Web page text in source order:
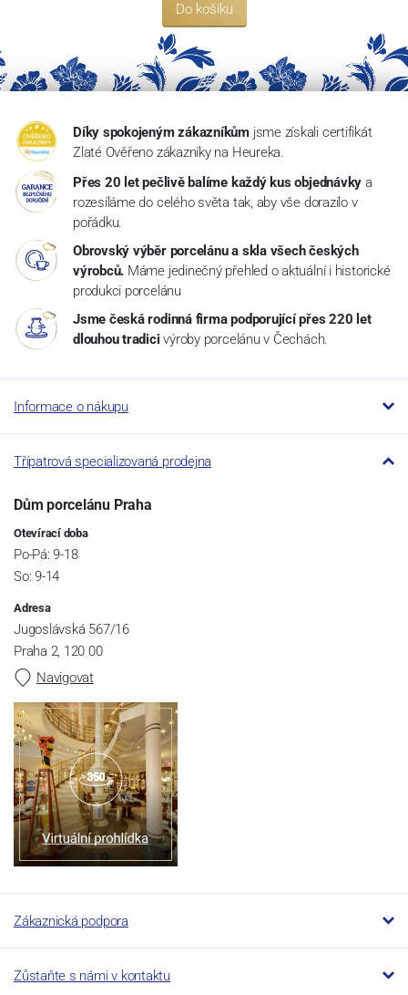
Do košíku
Díky spokojeným zákazníkům jsme získali certifikát
Zlaté Ověřeno zákazníky na Heureka.
Přes 20 let pečlivě balíme každý kus objednávky a
rozesíláme do celého světa tak, aby vše dorazilo v
pořádku.
Obrovský výběr porcelánu a skla všech českých
výrobců. Máme jedinečný přehled o aktuální i historické
produkci porcelánu
Jsme česká rodinná firma podporující přes 220 let
dlouhou tradici výroby porcelánu v Čechách.
Informace o nákupu
Třípatrová specializovaná prodejna
Dům porcelánu Praha
Otevírací doba
Po-Pá: 9-18
So: 9-14
Adresa
Jugoslávská 567/16
Praha 2, 120 00
Navigovat
Zákaznická podpora
Zůstaňte s námi v kontaktu